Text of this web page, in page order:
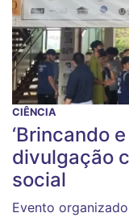
CIÊNCIA
‘Brincando
divulgação
social
Evento